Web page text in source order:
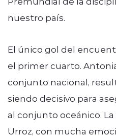
nuestro país.
El único gol del
el primer cuarto.
conjunto nacional,
siendo decisivo para
al conjunto oceánico.
Urroz, con mucha